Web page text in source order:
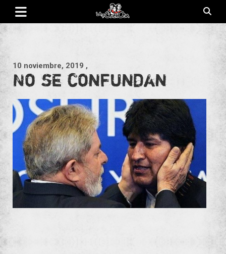
Saltar
contenido
10 noviembre, 2019 ,
No se confundan